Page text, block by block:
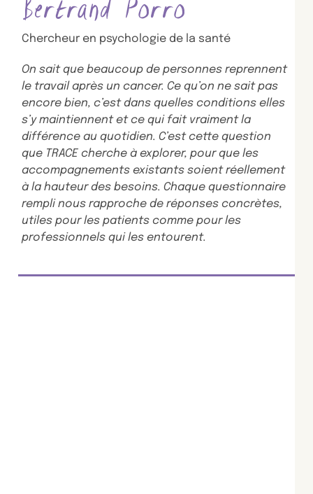
Bertrand Porro
Chercheur en psychologie de la santé
On sait que beaucoup de personnes reprennent
le travail après un cancer. Ce qu’on ne sait pas
encore bien, c’est dans quelles conditions elles
s’y maintiennent et ce qui fait vraiment la
différence au quotidien. C’est cette question
que TRACE cherche à explorer, pour que les
accompagnements existants soient réellement
à la hauteur des besoins. Chaque questionnaire
rempli nous rapproche de réponses concrètes,
utiles pour les patients comme pour les
professionnels qui les entourent.